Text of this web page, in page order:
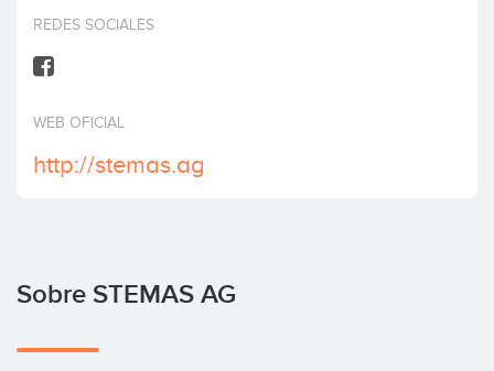
Invertir
REDES SOCIALES
WEB OFICIAL
http://stemas.ag
Sobre STEMAS AG